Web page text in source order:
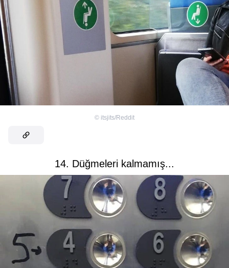
© itsjits/Reddit
14. Düğmeleri kalmamış...